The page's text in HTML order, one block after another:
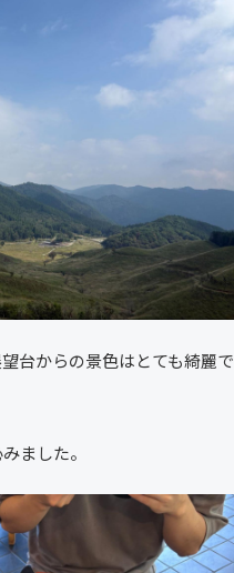
台からの景色はとても綺麗で
ました。